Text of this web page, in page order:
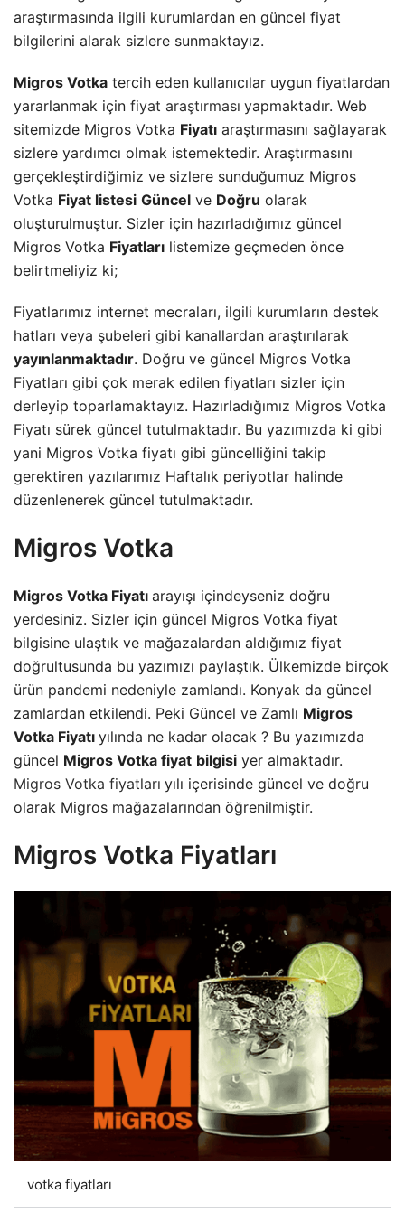
araştırmasında ilgili kurumlardan en güncel fiyat
bilgilerini alarak sizlere sunmaktayız.
Migros Votka tercih eden kullanıcılar uygun fiyatlardan
yararlanmak için fiyat araştırması yapmaktadır. Web
sitemizde Migros Votka Fiyatı araştırmasını sağlayarak
sizlere yardımcı olmak istemektedir. Araştırmasını
gerçekleştirdiğimiz ve sizlere sunduğumuz Migros
Votka Fiyat listesi Güncel ve Doğru olarak
oluşturulmuştur. Sizler için hazırladığımız güncel
Migros Votka Fiyatları listemize geçmeden önce
belirtmeliyiz ki;
Fiyatlarımız internet mecraları, ilgili kurumların destek
hatları veya şubeleri gibi kanallardan araştırılarak
yayınlanmaktadır. Doğru ve güncel Migros Votka
Fiyatları gibi çok merak edilen fiyatları sizler için
derleyip toparlamaktayız. Hazırladığımız Migros Votka
Fiyatı sürek güncel tutulmaktadır. Bu yazımızda ki gibi
yani Migros Votka fiyatı gibi güncelliğini takip
gerektiren yazılarımız Haftalık periyotlar halinde
düzenlenerek güncel tutulmaktadır.
Migros Votka
Migros Votka Fiyatı arayışı içindeyseniz doğru
yerdesiniz. Sizler için güncel Migros Votka fiyat
bilgisine ulaştık ve mağazalardan aldığımız fiyat
doğrultusunda bu yazımızı paylaştık. Ülkemizde birçok
ürün pandemi nedeniyle zamlandı. Konyak da güncel
zamlardan etkilendi. Peki Güncel ve Zamlı Migros
Votka Fiyatı yılında ne kadar olacak ? Bu yazımızda
güncel Migros Votka fiyat bilgisi yer almaktadır.
Migros Votka fiyatları yılı içerisinde güncel ve doğru
olarak Migros mağazalarından öğrenilmiştir.
Migros Votka Fiyatları
votka fiyatları